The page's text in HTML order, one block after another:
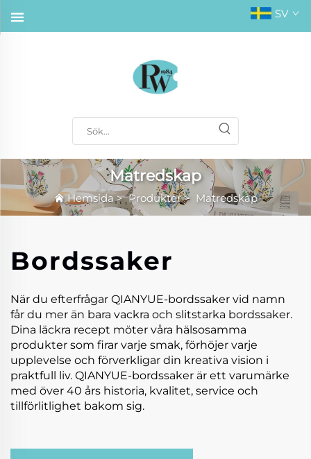
SV
Matredskap
Hemsida>Produkter> Matredskap
Bordssaker
När du efterfrågar QIANYUE-bordssaker vid namn
får du mer än bara vackra och slitstarka bordssaker.
Dina läckra recept möter våra hälsosamma
produkter som firar varje smak, förhöjer varje
upplevelse och förverkligar din kreativa vision i
praktfull liv. QIANYUE-bordssaker är ett varumärke
med över 40 års historia, kvalitet, service och
tillförlitlighet bakom sig.